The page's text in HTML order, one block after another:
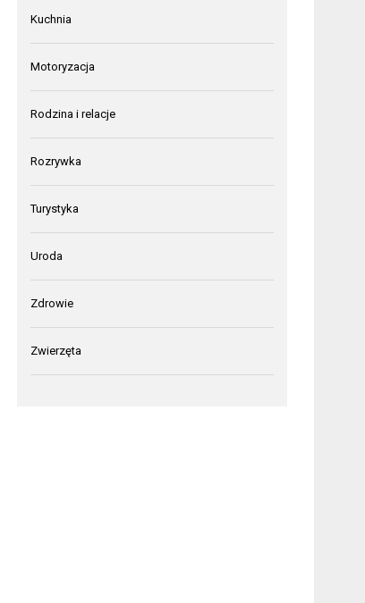
Kuchnia
Motoryzacja
Rodzina i relacje
Rozrywka
Turystyka
Uroda
Zdrowie
Zwierzęta